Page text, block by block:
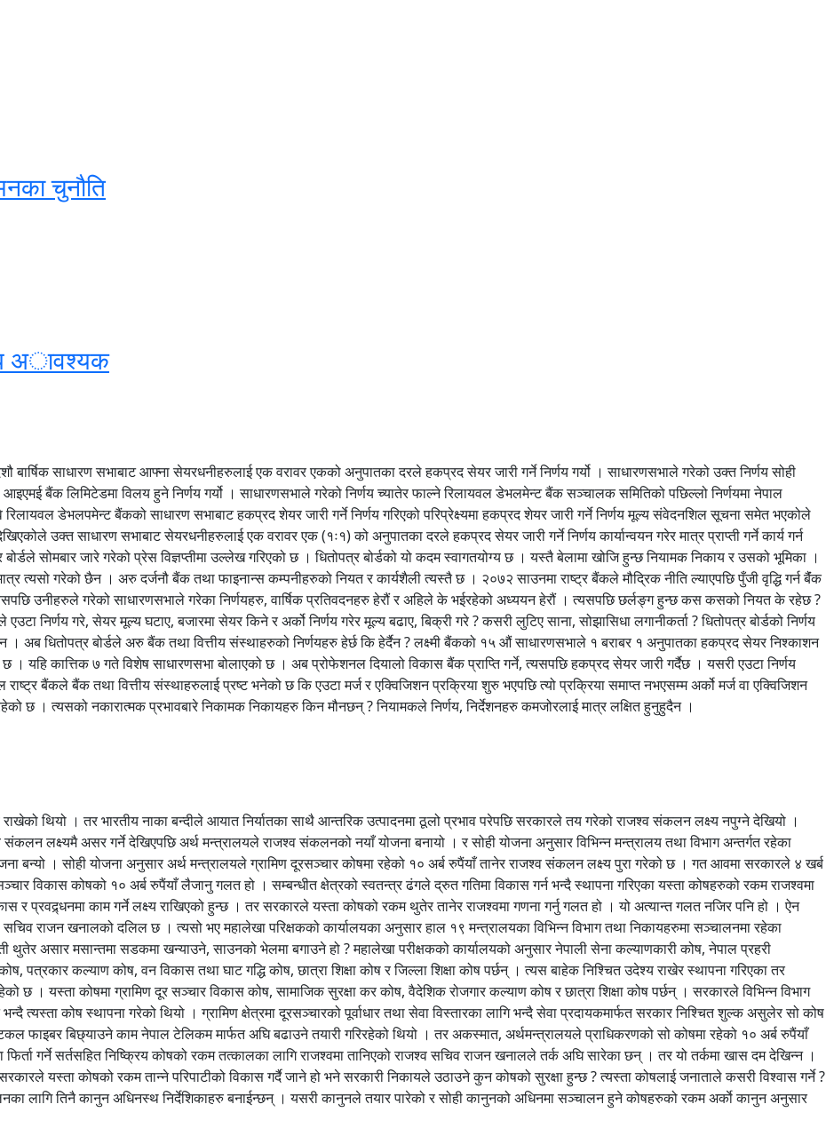
चुनौति
अावश्यक
साधारण सभाबाट आफ्ना सेयरधनीहरुलाई एक वरावर एकको अनुपातका दरले हकप्रद सेयर जारी गर्ने निर्णय गर्यो । साधारणसभाले गरेको उक्त निर्णय सोही
बैंक लिमिटेडमा विलय हुने निर्णय गर्यो । साधारणसभाले गरेको निर्णय च्यातेर फाल्ने रिलायवल डेभलमेन्ट बैंक सञ्चालक समितिको पछिल्लो निर्णयमा नेपाल
रिलायवल डेभलपमेन्ट बैंकको साधारण सभाबाट हकप्रद शेयर जारी गर्ने निर्णय गरिएको परिप्रेक्ष्यमा हकप्रद शेयर जारी गर्ने निर्णय मूल्य संवेदनशिल सूचना समेत भएकोले
उक्त साधारण सभाबाट सेयरधनीहरुलाई एक वरावर एक (१ः१) को अनुपातका दरले हकप्रद सेयर जारी गर्ने निर्णय कार्यान्वयन गरेर मात्र प्राप्ती गर्ने कार्य गर्न
सोमबार जारे गरेको प्रेस विज्ञप्तीमा उल्लेख गरिएको छ । धितोपत्र बोर्डको यो कदम स्वागतयोग्य छ । यस्तै बेलामा खोजि हुन्छ नियामक निकाय र उसको भूमिका ।
गरेको छैन । अरु दर्जनौ बैंक तथा फाइनान्स कम्पनीहरुको नियत र कार्यशैली त्यस्तै छ । २०७२ साउनमा राष्ट्र बैंकले मौद्रिक नीति ल्याएपछि पुँजी वृद्धि गर्न बैंंक
त्यसपछि उनीहरुले गरेको साधारणसभाले गरेका निर्णयहरु, वार्षिक प्रतिवदनहरु हेरौं र अहिले के भईरहेको अध्ययन हेरौं । त्यसपछि छर्लङ्ग हुन्छ कस कसको नियत के रहेछ ?
निर्णय गरे, सेयर मूल्य घटाए, बजारमा सेयर किने र अर्को निर्णय गरेर मूल्य बढाए, बिक्री गरे ? कसरी लुटिए साना, सोझासिधा लगानीकर्ता ? धितोपत्र बोर्डको निर्णय
अब धितोपत्र बोर्डले अरु बैंक तथा वित्तीय संस्थाहरुको निर्णयहरु हेर्छ कि हेर्दैन ? लक्ष्मी बैंकको १५ औं साधारणसभाले १ बराबर १ अनुपातका हकप्रद सेयर निश्काशन
छ । यहि कात्तिक ७ गते विशेष साधारणसभा बोलाएको छ । अब प्रोफेशनल दियालो विकास बैंक प्राप्ति गर्ने, त्यसपछि हकप्रद सेयर जारी गर्दैछ । यसरी एउटा निर्णय
राष्ट्र बैंकले बैंक तथा वित्तीय संस्थाहरुलाई प्रष्ट भनेको छ कि एउटा मर्ज र एक्विजिशन प्रक्रिया शुरु भएपछि त्यो प्रक्रिया समाप्त नभएसम्म अर्को मर्ज वा एक्विजिशन
छ । त्यसको नकारात्मक प्रभावबारे निकामक निकायहरु किन मौनछन् ? नियामकले निर्णय, निर्देशनहरु कमजोरलाई मात्र लक्षित हुनुहुदैन ।
थियो । तर भारतीय नाका बन्दीले आयात निर्यातका साथै आन्तरिक उत्पादनमा ठूलो प्रभाव परेपछि सरकारले तय गरेको राजश्व संकलन लक्ष्य नपुग्ने देखियो ।
लक्ष्यमै असर गर्ने देखिएपछि अर्थ मन्त्रालयले राजश्व संकलनको नयाँ योजना बनायो । र सोही योजना अनुसार विभिन्न मन्त्रालय तथा विभाग अन्तर्गत रहेका
बन्यो । सोही योजना अनुसार अर्थ मन्त्रालयले ग्रामिण दूरसञ्चार कोषमा रहेको १० अर्ब रुपैंयाँ तानेर राजश्व संकलन लक्ष्य पुरा गरेको छ । गत आवमा सरकारले ४ खर्ब
विकास कोषको १० अर्ब रुपैंयाँ लैजानु गलत हो । सम्बन्धीत क्षेत्रको स्वतन्त्र ढंगले द्रुत गतिमा विकास गर्न भन्दै स्थापना गरिएका यस्ता कोषहरुको रकम राजश्वमा
र प्रवद्र्धनमा काम गर्ने लक्ष्य राखिएको हुन्छ । तर सरकारले यस्ता कोषको रकम थुतेर तानेर राजश्वमा गणना गर्नु गलत हो । यो अत्यान्त गलत नजिर पनि हो । ऐन
राजन खनालको दलिल छ । त्यसो भए महालेखा परिक्षकको कार्यालयका अनुसार हाल १९ मन्त्रालयका विभिन्न विभाग तथा निकायहरुमा सञ्चालनमा रहेका
असार मसान्तमा सडकमा खन्याउने, साउनको भेलमा बगाउने हो ? महालेखा परीक्षकको कार्यालयको अनुसार नेपाली सेना कल्याणकारी कोष, नेपाल प्रहरी
पत्रकार कल्याण कोष, वन विकास तथा घाट गद्धि कोष, छात्रा शिक्षा कोष र जिल्ला शिक्षा कोष पर्छन् । त्यस बाहेक निश्चित उदेश्य राखेर स्थापना गरिएका तर
। यस्ता कोषमा ग्रामिण दूर सञ्चार विकास कोष, सामाजिक सुरक्षा कर कोष, वैदेशिक रोजगार कल्याण कोष र छात्रा शिक्षा कोष पर्छन् । सरकारले विभिन्न विभाग
त्यस्ता कोष स्थापना गरेको थियो । ग्रामिण क्षेत्रमा दूरसञ्चारको पूर्वाधार तथा सेवा विस्तारका लागि भन्दै सेवा प्रदायकमार्फत सरकार निश्चित शुल्क असुलेर सो कोष
फाइबर बिछ्याउने काम नेपाल टेलिकम मार्फत अघि बढाउने तयारी गरिरहेको थियो । तर अकस्मात, अर्थमन्त्रालयले प्राधिकरणको सो कोषमा रहेको १० अर्ब रुपैंयाँ
गर्ने सर्तसहित निष्क्रिय कोषको रकम तत्कालका लागि राजश्वमा तानिएको राजश्व सचिव राजन खनालले तर्क अघि सारेका छन् । तर यो तर्कमा खास दम देखिन्न ।
यस्ता कोषको रकम तान्ने परिपाटीको विकास गर्दै जाने हो भने सरकारी निकायले उठाउने कुन कोषको सुरक्षा हुन्छ ? त्यस्ता कोषलाई जनाताले कसरी विश्वास गर्ने ?
लागि तिनै कानुन अधिनस्थ निर्देशिकाहरु बनाईन्छन् । यसरी कानुनले तयार पारेको र सोही कानुनको अधिनमा सञ्चालन हुने कोषहरुको रकम अर्काे कानुन अनुसार